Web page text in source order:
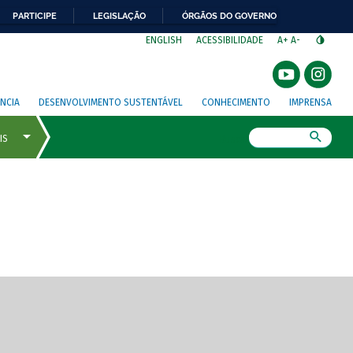
PARTICIPE LEGISLAÇÃO ÓRGÃOS DO GOVERNO
ENGLISH ACESSIBILIDADE A+ A-
DESENVOLVIMENTO SUSTENTÁVEL CONHECIMENTO IMPRENSA
de tela